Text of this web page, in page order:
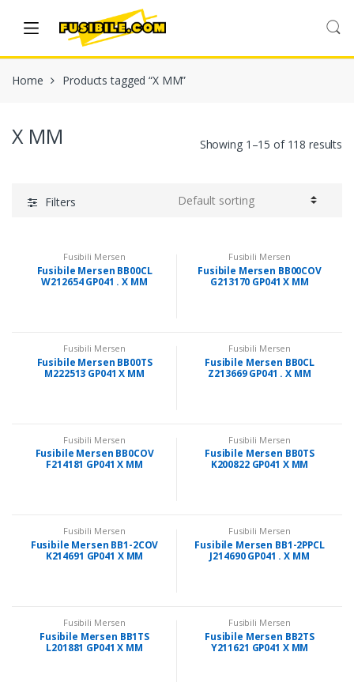
Home Products tagged “X MM”
X MM Showing 1–15 of 118 results
Filters
Fusibili Mersen
Fusibile Mersen BB00CL
W212654 GP041 . X MM
Fusibili Mersen
Fusibile Mersen BB00COV
G213170 GP041 X MM
Fusibili Mersen
Fusibile Mersen BB00TS
M222513 GP041 X MM
Fusibili Mersen
Fusibile Mersen BB0CL
Z213669 GP041 . X MM
Fusibili Mersen
Fusibile Mersen BB0COV
F214181 GP041 X MM
Fusibili Mersen
Fusibile Mersen BB0TS
K200822 GP041 X MM
Fusibili Mersen
Fusibile Mersen BB1-2COV
K214691 GP041 X MM
Fusibili Mersen
Fusibile Mersen BB1-2PPCL
J214690 GP041 . X MM
Fusibili Mersen
Fusibile Mersen BB1TS
L201881 GP041 X MM
Fusibili Mersen
Fusibile Mersen BB2TS
Y211621 GP041 X MM